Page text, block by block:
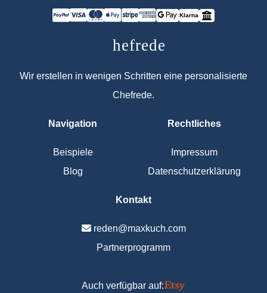
Klarna
Chefrede
Wir erstellen in wenigen Schritten eine personalisierte
Chefrede.
Navigation
Beispiele
Blog
Rechtliches
Impressum
Datenschutzerklärung
Kontakt
reden@maxkuch.com
Partnerprogramm
Auch verfügbar auf: